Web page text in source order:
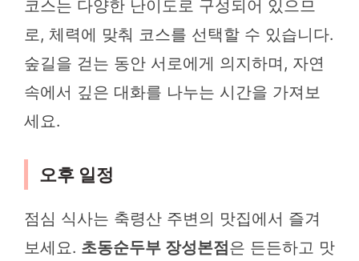
코스는 다양한 난이도로 구성되어 있으므
로, 체력에 맞춰 코스를 선택할 수 있습니다.
숲길을 걷는 동안 서로에게 의지하며, 자연
속에서 깊은 대화를 나누는 시간을 가져보
세요.
오후 일정
점심 식사는 축령산 주변의 맛집에서 즐겨
보세요. 초동순두부 장성본점은 든든하고 맛